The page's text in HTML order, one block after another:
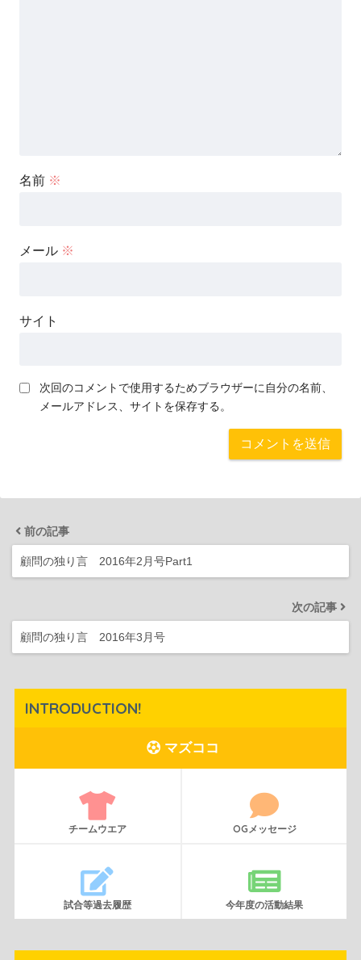
名前 ※
メール ※
サイト
次回のコメントで使用するためブラウザーに自分の名前、
メールアドレス、サイトを保存する。
前の記事
顧問の独り言 2016年2月号Part1
次の記事
顧問の独り言 2016年3月号
INTRODUCTION!
マズココ
チームウエア OGメッセージ
試合等過去履歴 今年度の活動結果